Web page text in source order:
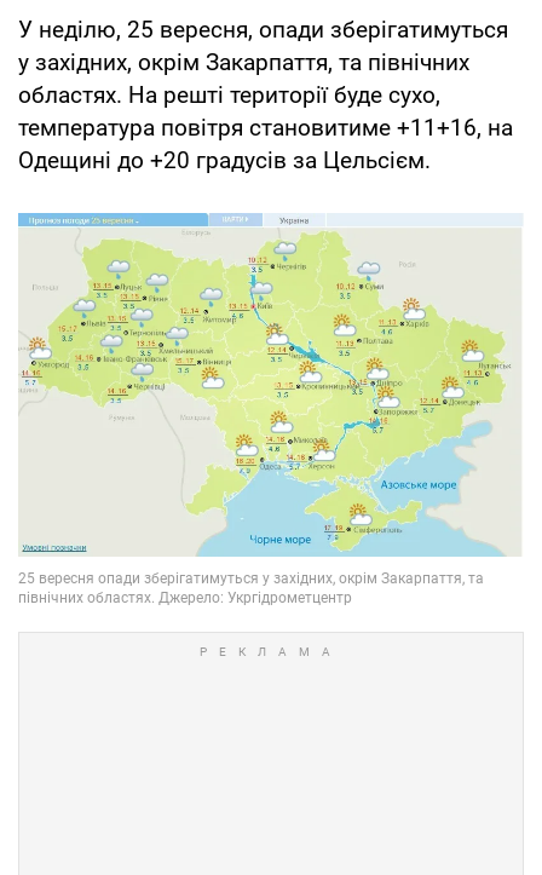
У неділю, 25 вересня, опади зберігатимуться
у західних, окрім Закарпаття, та північних
областях. На решті території буде сухо,
температура повітря становитиме +11+16, на
Одещині до +20 градусів за Цельсієм.